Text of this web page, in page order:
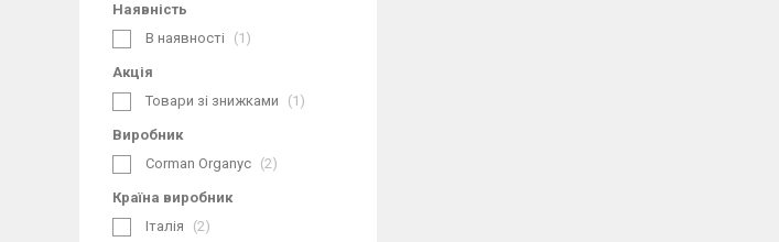
Наявність
В наявності
1
Акція
Товари зі знижками
1
Виробник
Corman Organyc
2
Країна виробник
Італія
2